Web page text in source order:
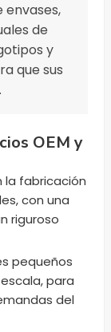
envases,
de
y
que sus
OEM y
la fabricación
con una
riguroso
pequeños
para
del